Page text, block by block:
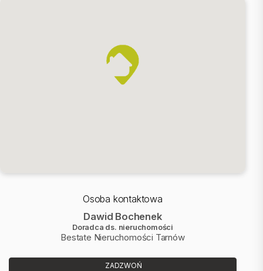
Osoba kontaktowa
Dawid Bochenek
Doradca ds. nieruchomości
Bestate Nieruchomości Tarnów
ZADZWOŃ